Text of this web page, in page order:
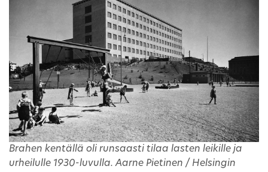
Brahen kentällä oli runsaasti tilaa lasten leikille ja
urheilulle 1930-luvulla. Aarne Pietinen / Helsingin